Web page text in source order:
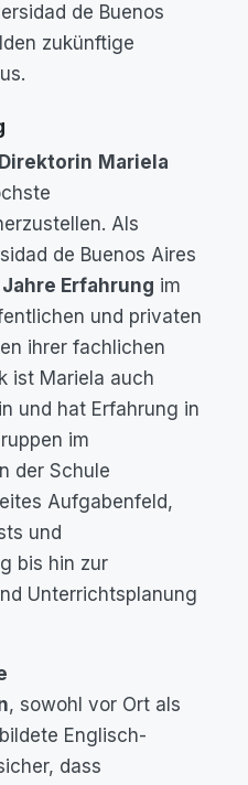
de Buenos
zukünftige
Mariela
Als
de Buenos Aires
Erfahrung im
und privaten
ihrer fachlichen
ist Mariela auch
und hat Erfahrung in
im
der Schule
Aufgabenfeld,
und
bis hin zur
Unterrichtsplanung
, sowohl vor Ort als
Englisch-
dass